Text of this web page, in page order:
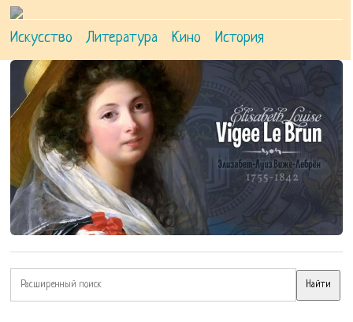
Искусство Литература Кино История